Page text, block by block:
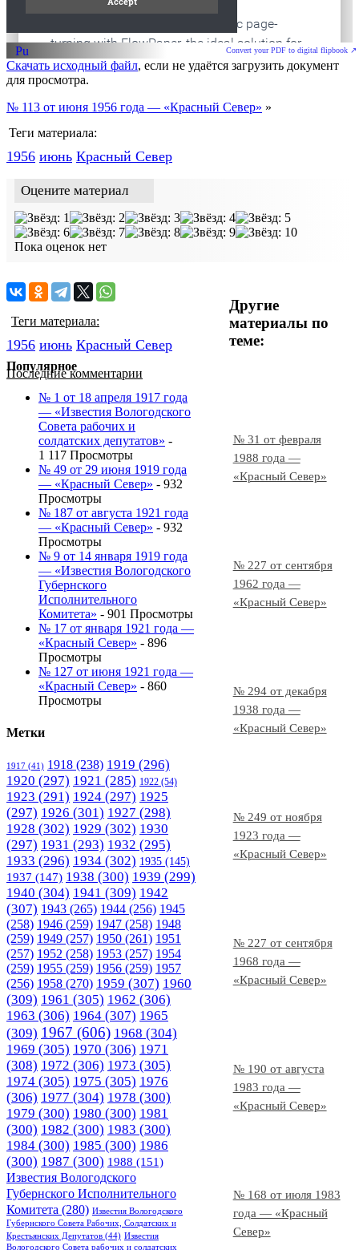
Convert your PDF to digital flipbook ↗
Скачать исходный файл, если не удаётся загрузить документ
для просмотра.
№ 113 от июня 1956 года — «Красный Север» »
Теги материала:
1956 июнь Красный Cевер
Оцените материал
Пока оценок нет
Другие
материалы по
теме:
№ 31 от февраля
1988 года —
«Красный Север»
№ 227 от сентября
1962 года —
«Красный Север»
№ 294 от декабря
1938 года —
«Красный Север»
№ 249 от ноября
1923 года —
«Красный Север»
№ 227 от сентября
1968 года —
«Красный Север»
№ 190 от августа
1983 года —
«Красный Север»
№ 168 от июля 1983
года — «Красный
Север»
Теги материала:
1956 июнь Красный Cевер
Последние комментарии
Популярное
№ 1 от 18 апреля 1917 года
— «Известия Вологодского
Совета рабочих и
солдатских депутатов» -
1 117 Просмотры
№ 49 от 29 июня 1919 года
— «Красный Север» - 932
Просмотры
№ 187 от августа 1921 года
— «Красный Север» - 932
Просмотры
№ 9 от 14 января 1919 года
— «Известия Вологодского
Губернского
Исполнительного
Комитета» - 901 Просмотры
№ 17 от января 1921 года —
«Красный Север» - 896
Просмотры
№ 127 от июня 1921 года —
«Красный Север» - 860
Просмотры
Метки
1917 (41) 1918 (238) 1919 (296)
1920 (297) 1921 (285) 1922 (54)
1923 (291) 1924 (297) 1925
(297) 1926 (301) 1927 (298)
1928 (302) 1929 (302) 1930
(297) 1931 (293) 1932 (295)
1933 (296) 1934 (302) 1935 (145)
1937 (147) 1938 (300) 1939 (299)
1940 (304) 1941 (309) 1942
(307) 1943 (265) 1944 (256) 1945
(258) 1946 (259) 1947 (258) 1948
(259) 1949 (257) 1950 (261) 1951
(257) 1952 (258) 1953 (257) 1954
(259) 1955 (259) 1956 (259) 1957
(256) 1958 (270) 1959 (307) 1960
(309) 1961 (305) 1962 (306)
1963 (306) 1964 (307) 1965
(309) 1967 (606) 1968 (304)
1969 (305) 1970 (306) 1971
(308) 1972 (306) 1973 (305)
1974 (305) 1975 (305) 1976
(306) 1977 (304) 1978 (300)
1979 (300) 1980 (300) 1981
(300) 1982 (300) 1983 (300)
1984 (300) 1985 (300) 1986
(300) 1987 (300) 1988 (151)
Известия Вологодского
Губернского Исполнительного
Комитета (280) Известия Вологодского
Губернского Совета Рабочих, Солдатских и
Крестьянских Депутатов (44) Известия
Вологодского Совета рабочих и солдатских